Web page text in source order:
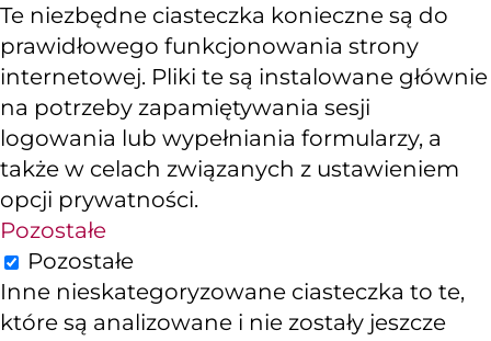
Te niezbędne ciasteczka konieczne są do
prawidłowego funkcjonowania strony
internetowej. Pliki te są instalowane głównie
na potrzeby zapamiętywania sesji
logowania lub wypełniania formularzy, a
także w celach związanych z ustawieniem
opcji prywatności.
Pozostałe
Pozostałe
Inne nieskategoryzowane ciasteczka to te,
które są analizowane i nie zostały jeszcze